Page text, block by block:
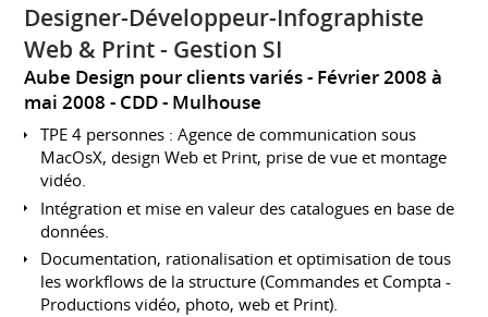
Designer-Développeur-Infographiste
Web & Print - Gestion SI
Aube Design pour clients variés
Février 2008 à
mai 2008 CDD Mulhouse
TPE 4 personnes : Agence de communication sous
MacOsX, design Web et Print, prise de vue et montage
vidéo.
Intégration et mise en valeur des catalogues en base de
données.
Documentation, rationalisation et optimisation de tous
les workflows de la structure (Commandes et Compta -
Productions vidéo, photo, web et Print).